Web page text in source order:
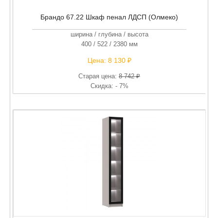
Брандо 67.22 Шкаф пенал ЛДСП (Олмеко)
ширина / глубина / высота
400 / 522 / 2380 мм
Цена: 8 130 ₽
Старая цена: 8 742 ₽
Скидка: - 7%